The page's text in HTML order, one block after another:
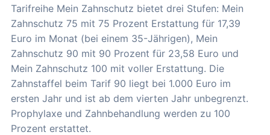
Tarifreihe Mein Zahnschutz bietet drei Stufen: Mein
Zahnschutz 75 mit 75 Prozent Erstattung für 17,39
Euro im Monat (bei einem 35-Jährigen), Mein
Zahnschutz 90 mit 90 Prozent für 23,58 Euro und
Mein Zahnschutz 100 mit voller Erstattung. Die
Zahnstaffel beim Tarif 90 liegt bei 1.000 Euro im
ersten Jahr und ist ab dem vierten Jahr unbegrenzt.
Prophylaxe und Zahnbehandlung werden zu 100
Prozent erstattet.